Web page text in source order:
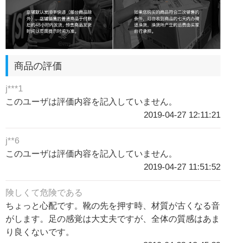
商品の評価
j***1
このユーザは評価内容を記入していません。
2019-04-27 12:11:21
j**6
このユーザは評価内容を記入していません。
2019-04-27 11:51:52
険しくて危険である
ちょっと心配です。靴の先を押す時、材質が古くなる音
がします。足の感覚は大丈夫ですが、全体の質感はあま
り良くないです。